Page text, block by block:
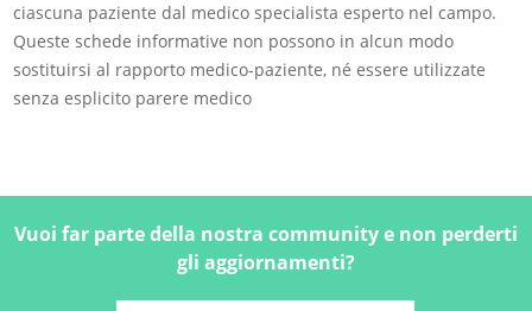
ciascuna paziente dal medico specialista esperto nel campo.
Queste schede informative non possono in alcun modo
sostituirsi al rapporto medico-paziente, né essere utilizzate
senza esplicito parere medico
Vuoi far parte della nostra community e non perderti
gli aggiornamenti?